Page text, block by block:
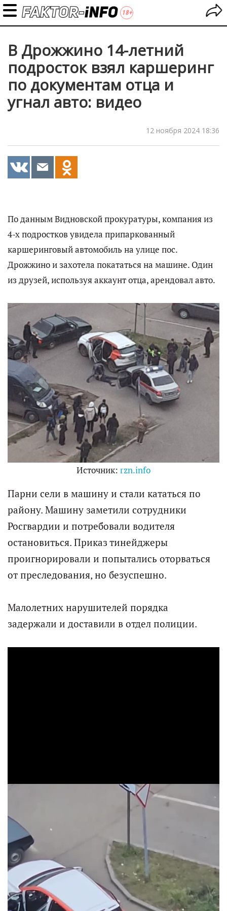
В Дрожжино 14-летний
подросток взял каршеринг
по документам отца и
угнал авто: видео
12 ноября 2024 18:36
По данным Видновской прокуратуры, компания из
4-х подростков увидела припаркованный
каршеринговый автомобиль на улице пос.
Дрожжино и захотела покататься на машине. Один
из друзей, используя аккаунт отца, арендовал авто.
Источник: rzn.info
Парни сели в машину и стали кататься по
району. Машину заметили сотрудники
Росгвардии и потребовали водителя
остановиться. Приказ тинейджеры
проигнорировали и попытались оторваться
от преследования, но безуспешно.
Малолетних нарушителей порядка
задержали и доставили в отдел полиции.